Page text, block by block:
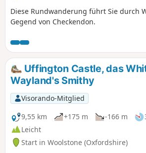
Diese Rundwanderung führt Sie durch
Gegend von Checkendon.
Uffington Castle, das
Wayland's Smithy
Visorando-Mitglied
9,55 km
+175 m -166 m
Leicht
Start in Woolstone (Oxfordshire)